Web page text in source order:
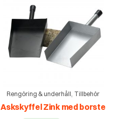
Rengöring & underhåll, Tillbehör
Askskyffel Zink med borste